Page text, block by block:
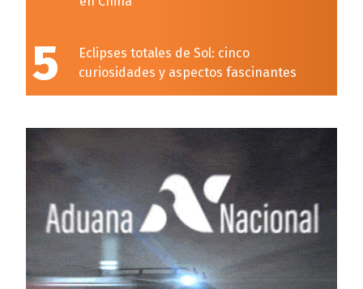
5
Eclipses totales de Sol: cinco
curiosidades y aspectos fascinantes